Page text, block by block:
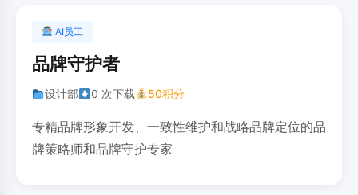
AI员工
品牌守护者
设计部 0 次下载 50积分
专精品牌形象开发、一致性维护和战略品牌定位的品
牌策略师和品牌守护专家